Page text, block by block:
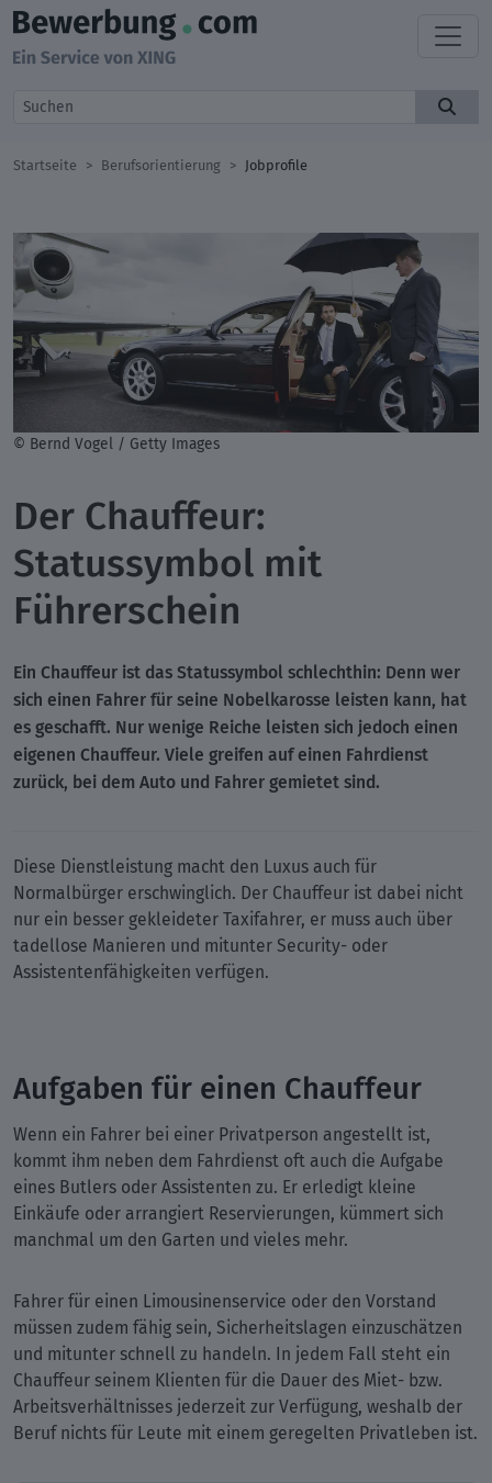
Startseite Berufsorientierung Jobprofile
© Bernd Vogel / Getty Images
Der Chauffeur:
Statussymbol mit
Führerschein
Ein Chauffeur ist das Statussymbol schlechthin: Denn wer
sich einen Fahrer für seine Nobelkarosse leisten kann, hat
es geschafft. Nur wenige Reiche leisten sich jedoch einen
eigenen Chauffeur. Viele greifen auf einen Fahrdienst
zurück, bei dem Auto und Fahrer gemietet sind.
Diese Dienstleistung macht den Luxus auch für
Normalbürger erschwinglich. Der Chauffeur ist dabei nicht
nur ein besser gekleideter Taxifahrer, er muss auch über
tadellose Manieren und mitunter Security- oder
Assistentenfähigkeiten verfügen.
Aufgaben für einen Chauffeur
Wenn ein Fahrer bei einer Privatperson angestellt ist,
kommt ihm neben dem Fahrdienst oft auch die Aufgabe
eines Butlers oder Assistenten zu. Er erledigt kleine
Einkäufe oder arrangiert Reservierungen, kümmert sich
manchmal um den Garten und vieles mehr.
Fahrer für einen Limousinenservice oder den Vorstand
müssen zudem fähig sein, Sicherheitslagen einzuschätzen
und mitunter schnell zu handeln. In jedem Fall steht ein
Chauffeur seinem Klienten für die Dauer des Miet- bzw.
Arbeitsverhältnisses jederzeit zur Verfügung, weshalb der
Beruf nichts für Leute mit einem geregelten Privatleben ist.